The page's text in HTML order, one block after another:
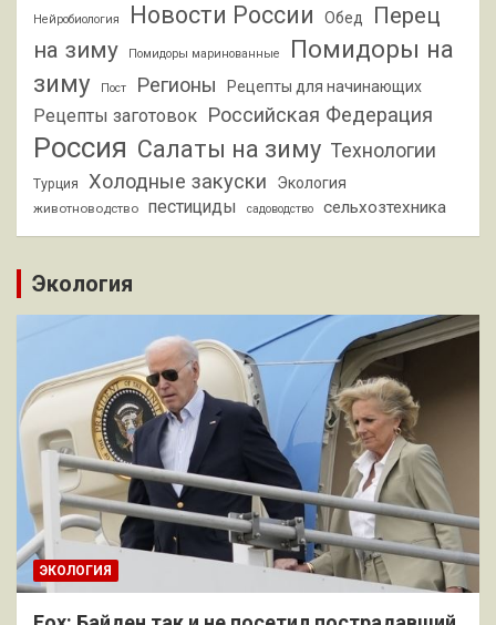
Нейробиология Новости России Обед
Перец
на зиму
Помидоры маринованные
Помидоры на
зиму
Пост Регионы Рецепты для начинающих
Рецепты заготовок Российская Федерация
Россия Салаты на зиму Технологии
Турция Холодные закуски Экология
животноводство пестициды садоводство сельхозтехника
Экология
ЭКОЛОГИЯ